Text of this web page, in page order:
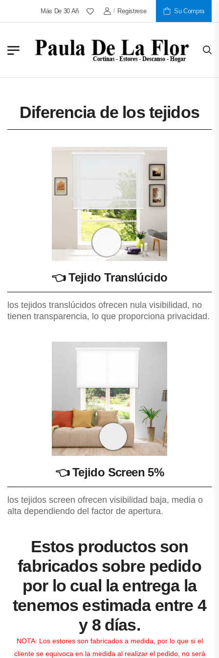
Más De 30 Años Al Servicio De Nuestros Clientes
/ Registrese Su Compra
Diferencia de los tejidos
👈Tejido Translúcido
los tejidos translúcidos ofrecen nula visibilidad, no
tienen transparencia, lo que proporciona privacidad.
👈Tejido Screen 5%
los tejidos screen ofrecen visibilidad baja, media o
alta dependiendo del factor de apertura.
Estos productos son
fabricados sobre pedido
por lo cual la entrega la
tenemos estimada entre 4
y 8 días.
NOTA: Los estores son fabricados a medida, por lo que si el
cliente se equivoca en la medida al realizar el pedido, no será